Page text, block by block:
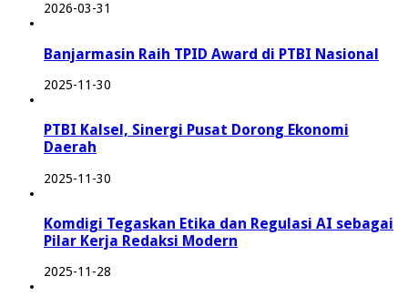
2026-03-31
Banjarmasin Raih TPID Award di PTBI Nasional
2025-11-30
PTBI Kalsel, Sinergi Pusat Dorong Ekonomi
Daerah
2025-11-30
Komdigi Tegaskan Etika dan Regulasi AI sebagai
Pilar Kerja Redaksi Modern
2025-11-28